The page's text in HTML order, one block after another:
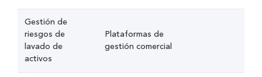
Gestión de
riesgos de
lavado de
activos
Plataformas de
gestión comercial